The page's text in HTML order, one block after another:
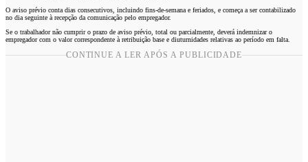
O aviso prévio conta dias consecutivos, incluindo fins-de-semana e feriados, e começa a ser contabilizado
no dia seguinte à recepção da comunicação pelo empregador.
Se o trabalhador não cumprir o prazo de aviso prévio, total ou parcialmente, deverá indemnizar o
empregador com o valor correspondente à retribuição base e diuturnidades relativas ao período em falta.
CONTINUE A LER APÓS A PUBLICIDADE